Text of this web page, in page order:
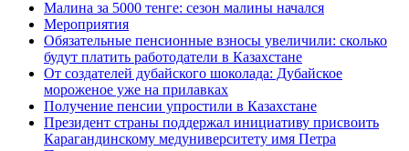
Малина за 5000 тенге: сезон малины начался
Мероприятия
Обязательные пенсионные взносы увеличили: сколько
будут платить работодатели в Казахстане
От создателей дубайского шоколада: Дубайское
мороженое уже на прилавках
Получение пенсии упростили в Казахстане
Президент страны поддержал инициативу присвоить
Карагандинскому медуниверситету имя Петра